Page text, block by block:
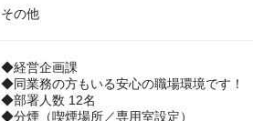
その他
◆経営企画課
◆同業務の方もいる安心の職場環境です！
◆部署人数 12名
◆分煙（喫煙場所／専用室設定）